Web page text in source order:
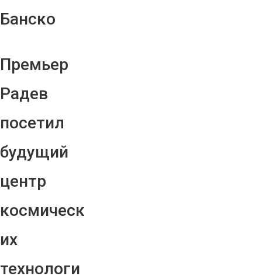
Банско
Премьер
Радев
посетил
будущий
центр
космическ
их
технологи